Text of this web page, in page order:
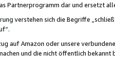
Partnerprogramm dar und ersetzt
verstehen sich die Begriffe
auf Amazon oder unsere
und die nicht öffentlich